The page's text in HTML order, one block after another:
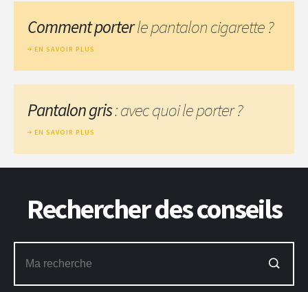
Comment porterle pantalon cigarette ?
EN SAVOIR PLUS
Pantalon gris: avec quoi le porter ?
EN SAVOIR PLUS
Rechercher des conseils